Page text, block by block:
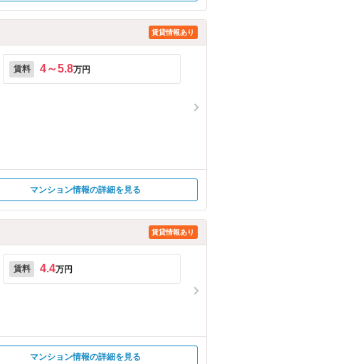
賃貸情報あり
賃料 4～5.8万円
マンション情報の詳細を見る
賃貸情報あり
賃料 4.4万円
マンション情報の詳細を見る